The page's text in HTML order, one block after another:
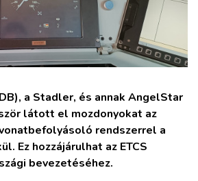
a Stadler, és annak AngelStar
látott el mozdonyokat az
rendszerrel a
Ez hozzájárulhat az ETCS
bevezetéséhez.